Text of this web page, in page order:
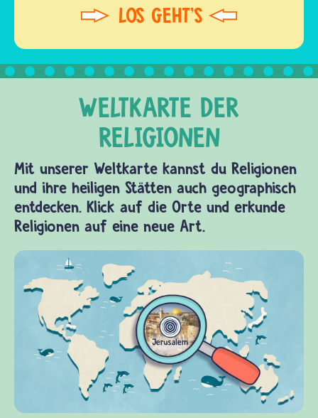
Mit unserer Weltkarte kannst du Religionen
und ihre heiligen Stätten auch geographisch
entdecken. Klick auf die Orte und erkunde
Religionen auf eine neue Art.